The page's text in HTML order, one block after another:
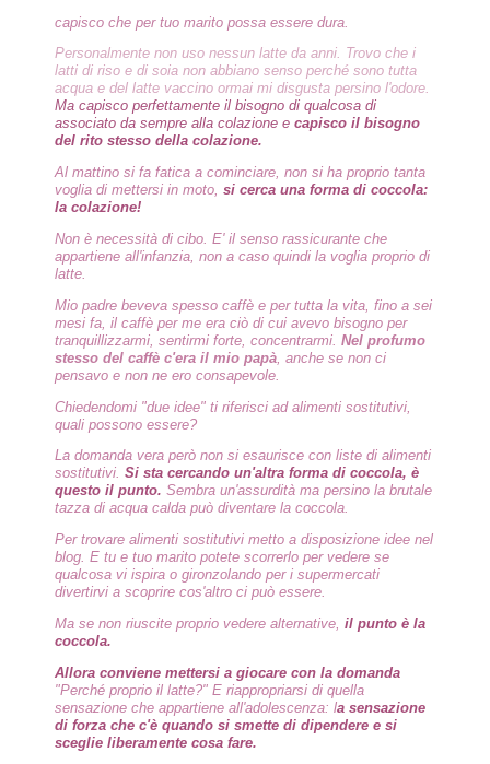
capisco che per tuo marito possa essere dura.
Personalmente non uso nessun latte da anni. Trovo che i
latti di riso e di soia non abbiano senso perché sono tutta
acqua e del latte vaccino ormai mi disgusta persino l'odore.
Ma capisco perfettamente il bisogno di qualcosa di
associato da sempre alla colazione e capisco il bisogno
del rito stesso della colazione.
Al mattino si fa fatica a cominciare, non si ha proprio tanta
voglia di mettersi in moto, si cerca una forma di coccola:
la colazione!
Non è necessità di cibo. E' il senso rassicurante che
appartiene all'infanzia, non a caso quindi la voglia proprio di
latte.
Mio padre beveva spesso caffè e per tutta la vita, fino a sei
mesi fa, il caffè per me era ciò di cui avevo bisogno per
tranquillizzarmi, sentirmi forte, concentrarmi. Nel profumo
stesso del caffè c'era il mio papà , anche se non ci
pensavo e non ne ero consapevole.
Chiedendomi "due idee" ti riferisci ad alimenti sostitutivi,
quali possono essere?
La domanda vera però non si esaurisce con liste di alimenti
sostitutivi. Si sta cercando un'altra forma di coccola, è
questo il punto. Sembra un'assurdità ma persino la brutale
tazza di acqua calda può diventare la coccola.
Per trovare alimenti sostitutivi metto a disposizione idee nel
blog. E tu e tuo marito potete scorrerlo per vedere se
qualcosa vi ispira o gironzolando per i supermercati
divertirvi a scoprire cos'altro ci può essere.
Ma se non riuscite proprio vedere alternative, il punto è la
coccola.
Allora conviene mettersi a giocare con la domanda
"Perché proprio il latte?" E riappropriarsi di quella
sensazione che appartiene all'adolescenza: la sensazione
di forza che c'è quando si smette di dipendere e si
sceglie liberamente cosa fare.